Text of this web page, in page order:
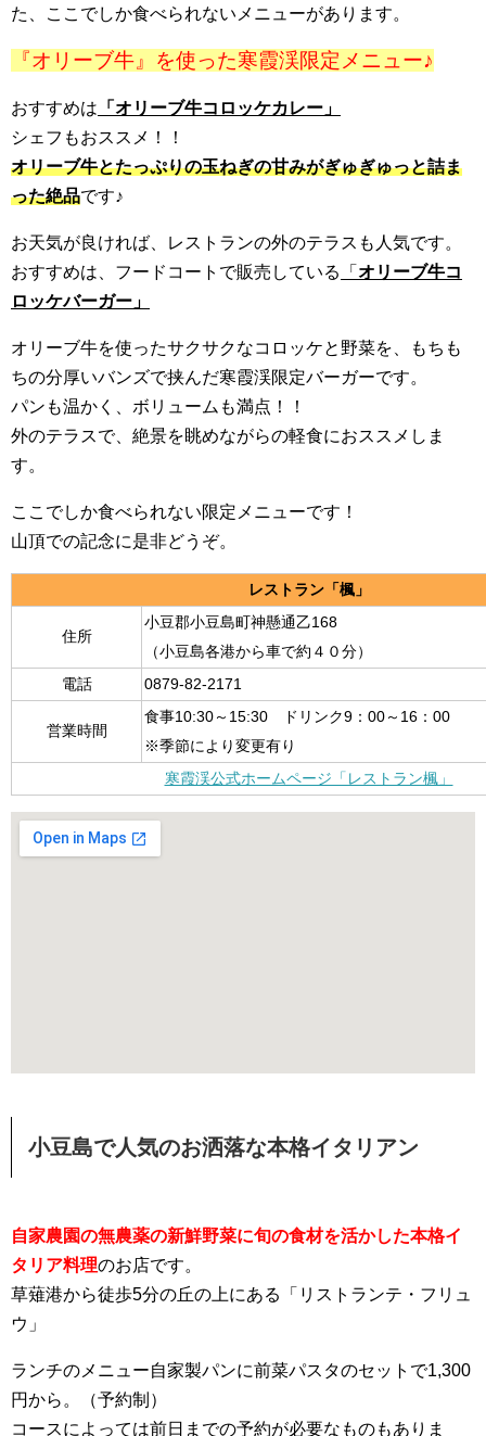
た、ここでしか食べられないメニューがあります。
『オリーブ牛』を使った寒霞渓限定メニュー♪
おすすめは 「オリーブ牛コロッケカレー」
シェフもおススメ！！
オリーブ牛とたっぷりの玉ねぎの甘みがぎゅぎゅっと詰ま
った絶品です♪
お天気が良ければ、レストランの外のテラスも人気です。
おすすめは、フードコートで販売している
「 オリーブ牛コ
ロッケバーガー」
オリーブ牛を使ったサクサクなコロッケと野菜を、もちも
ちの分厚いバンズで挟んだ寒霞渓限定バーガーです。
パンも温かく、ボリュームも満点！！
外のテラスで、絶景を眺めながらの軽食におススメしま
す。
ここでしか食べられない限定メニューです！
山頂での記念に是非どうぞ。
レストラン「楓」
住所
小豆郡小豆島町神懸通乙168
（小豆島各港から車で約４０分）
電話
0879-82-2171
営業時間
食事10:30～15:30 ドリンク9：00～16：00
※季節により変更有り
寒霞渓公式ホームページ「レストラン楓」
小豆島で人気のお洒落な本格イタリアン
自家農園の無農薬の新鮮野菜に旬の食材を活かした本格イ
タリア料理のお店です。
草薙港から徒歩5分の丘の上にある「リストランテ・フリュ
ウ」
ランチのメニュー自家製パンに前菜パスタのセットで1,300
円から。（予約制）
コースによっては前日までの予約が必要なものもありま